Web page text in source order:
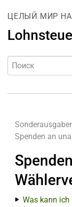
ЦЕЛЫЙ МИР
Spenden an
Was kann ich